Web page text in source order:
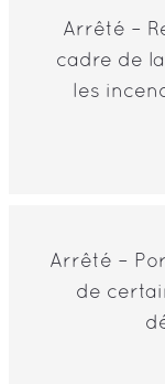
Arrêté –
cadre de
les
Arrêté –
de